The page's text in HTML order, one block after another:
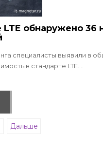
LTE обнаружено 36
специалисты выявили в
в стандарте LTE....
Дальше